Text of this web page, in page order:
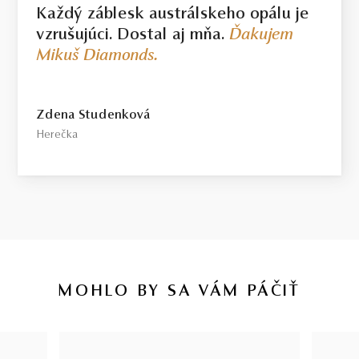
Každý záblesk austrálskeho opálu je
vzrušujúci. Dostal aj mňa.Ďakujem
Mikuš Diamonds.
Zdena Studenková
Herečka
MOHLO BY SA VÁM PÁČIŤ